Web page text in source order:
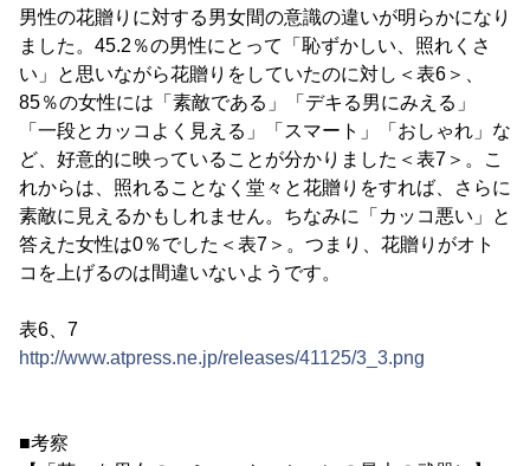
男性の花贈りに対する男女間の意識の違いが明らかになり
ました。45.2％の男性にとって「恥ずかしい、照れくさ
い」と思いながら花贈りをしていたのに対し＜表6＞、
85％の女性には「素敵である」「デキる男にみえる」
「一段とカッコよく見える」「スマート」「おしゃれ」な
ど、好意的に映っていることが分かりました＜表7＞。こ
れからは、照れることなく堂々と花贈りをすれば、さらに
素敵に見えるかもしれません。ちなみに「カッコ悪い」と
答えた女性は0％でした＜表7＞。つまり、花贈りがオト
コを上げるのは間違いないようです。
表6、7
http://www.atpress.ne.jp/releases/41125/3_3.png
■考察